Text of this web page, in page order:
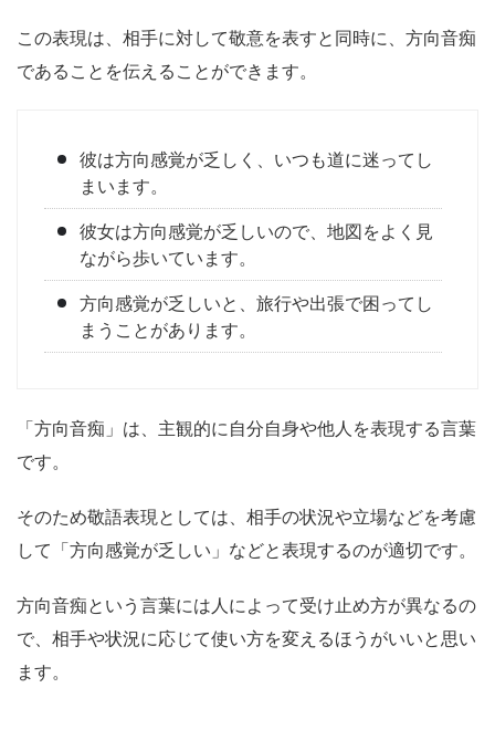
この表現は、相手に対して敬意を表すと同時に、方向音痴
であることを伝えることができます。
彼は方向感覚が乏しく、いつも道に迷ってし
まいます。
彼女は方向感覚が乏しいので、地図をよく見
ながら歩いています。
方向感覚が乏しいと、旅行や出張で困ってし
まうことがあります。
「方向音痴」は、主観的に自分自身や他人を表現する言葉
です。
そのため敬語表現としては、相手の状況や立場などを考慮
して「方向感覚が乏しい」などと表現するのが適切です。
方向音痴という言葉には人によって受け止め方が異なるの
で、相手や状況に応じて使い方を変えるほうがいいと思い
ます。